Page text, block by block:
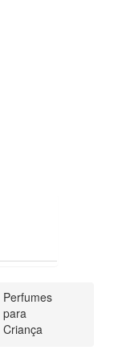
Perfumes
para
Criança